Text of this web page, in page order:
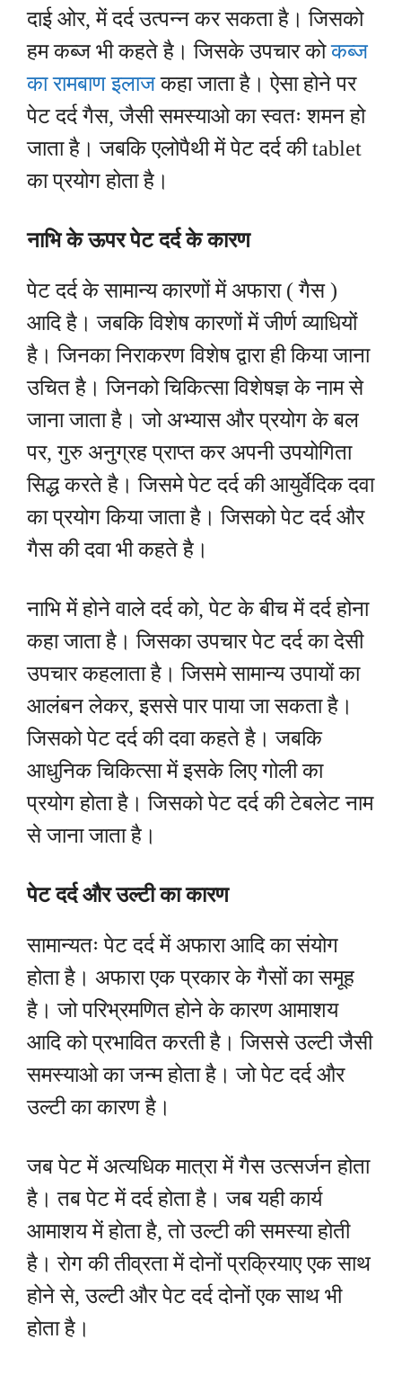
दाई ओर, में दर्द उत्पन्न कर सकता है। जिसको
हम कब्ज भी कहते है। जिसके उपचार कोकब्ज
का रामबाण इलाजकहा जाता है। ऐसा होने पर
पेट दर्द गैस, जैसी समस्याओ का स्वतः शमन हो
जाता है। जबकि एलोपैथी में पेट दर्द की tablet
का प्रयोग होता है।
नाभि के ऊपर पेट दर्द के कारण
पेट दर्द के सामान्य कारणों में अफारा ( गैस )
आदि है। जबकि विशेष कारणों में जीर्ण व्याधियों
है। जिनका निराकरण विशेष द्वारा ही किया जाना
उचित है। जिनको चिकित्सा विशेषज्ञ के नाम से
जाना जाता है। जो अभ्यास और प्रयोग के बल
पर, गुरु अनुग्रह प्राप्त कर अपनी उपयोगिता
सिद्ध करते है। जिसमे पेट दर्द की आयुर्वेदिक दवा
का प्रयोग किया जाता है। जिसको पेट दर्द और
गैस की दवा भी कहते है।
नाभि में होने वाले दर्द को, पेट के बीच में दर्द होना
कहा जाता है। जिसका उपचार पेट दर्द का देसी
उपचार कहलाता है। जिसमे सामान्य उपायों का
आलंबन लेकर, इससे पार पाया जा सकता है।
जिसको पेट दर्द की दवा कहते है। जबकि
आधुनिक चिकित्सा में इसके लिए गोली का
प्रयोग होता है। जिसको पेट दर्द की टेबलेट नाम
से जाना जाता है।
पेट दर्द और उल्टी का कारण
सामान्यतः पेट दर्द में अफारा आदि का संयोग
होता है। अफारा एक प्रकार के गैसों का समूह
है। जो परिभ्रमणित होने के कारण आमाशय
आदि को प्रभावित करती है। जिससे उल्टी जैसी
समस्याओ का जन्म होता है। जो पेट दर्द और
उल्टी का कारण है।
जब पेट में अत्यधिक मात्रा में गैस उत्सर्जन होता
है। तब पेट में दर्द होता है। जब यही कार्य
आमाशय में होता है, तो उल्टी की समस्या होती
है। रोग की तीव्रता में दोनों प्रक्रियाए एक साथ
होने से, उल्टी और पेट दर्द दोनों एक साथ भी
होता है।